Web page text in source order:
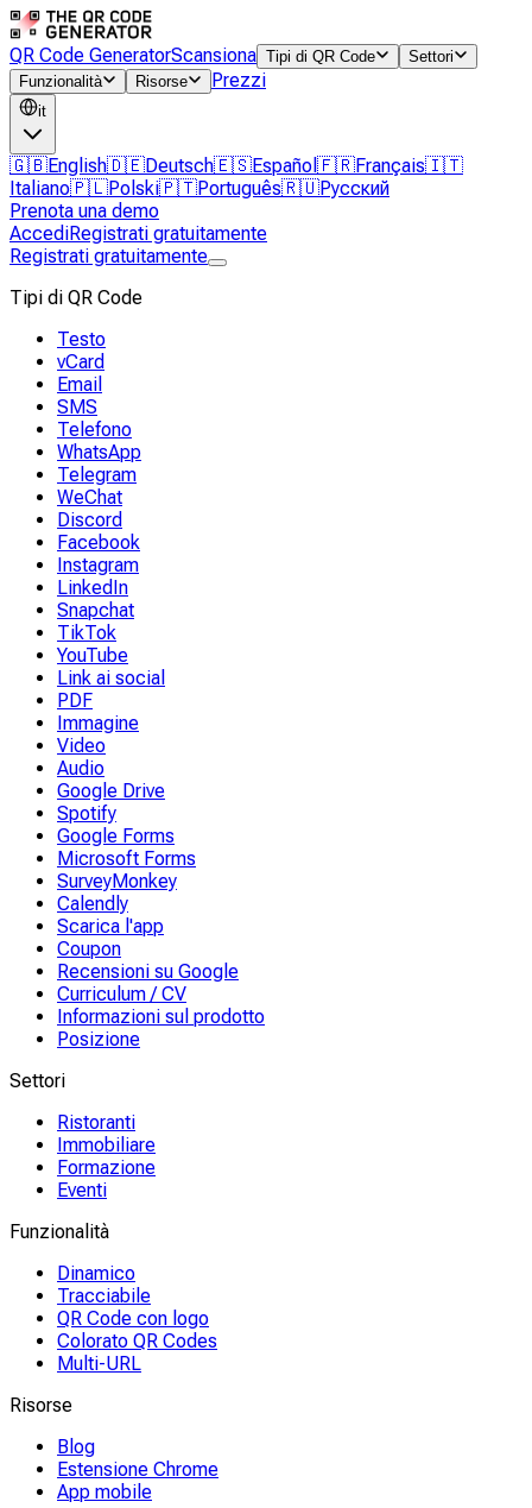
QR Code GeneratorScansiona Tipi di QR Code
Settori
Funzionalità
Risorse Prezzi
it
🇬🇧English🇩🇪Deutsch🇪🇸Español 🇫🇷Français🇮🇹
Italiano🇵🇱Polski🇵🇹Português🇷🇺Русский
Prenota una demo
AccediRegistrati gratuitamente
Registrati gratuitamente
Tipi di QR Code
Testo
vCard
Email
SMS
Telefono
WhatsApp
Telegram
WeChat
Discord
Facebook
Instagram
LinkedIn
Snapchat
TikTok
YouTube
Link ai social
PDF
Immagine
Video
Audio
Google Drive
Spotify
Google Forms
Microsoft Forms
SurveyMonkey
Calendly
Scarica l'app
Coupon
Recensioni su Google
Curriculum / CV
Informazioni sul prodotto
Posizione
Settori
Ristoranti
Immobiliare
Formazione
Eventi
Funzionalità
Dinamico
Tracciabile
QR Code con logo
Colorato QR Codes
Multi-URL
Risorse
Blog
Estensione Chrome
App mobile